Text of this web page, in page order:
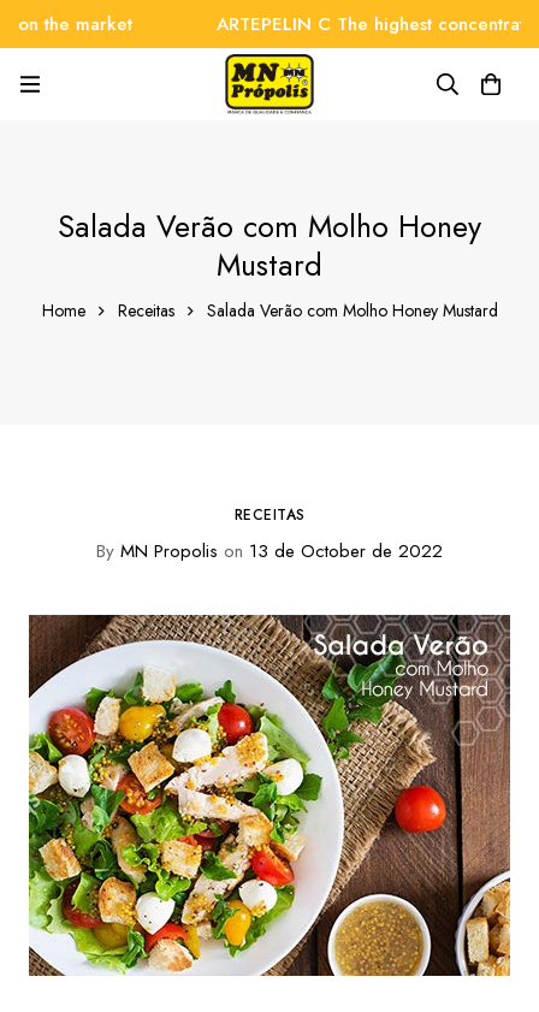
the market ARTEPELIN C The highest concentration
Salada Verão com Molho Honey
Mustard
Home Receitas Salada Verão com Molho Honey Mustard
RECEITAS
By MN Propolis on 13 de October de 2022